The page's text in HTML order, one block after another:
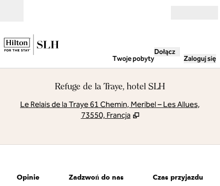
Twoje pobyty
Dołącz
Zaloguj się
Refuge de la Traye, hotel SLH
Le Relais de la Traye 61 Chemin, Meribel – Les Allues,
73550, Francja
Opinie Zadzwoń do nas Czas przyjazdu